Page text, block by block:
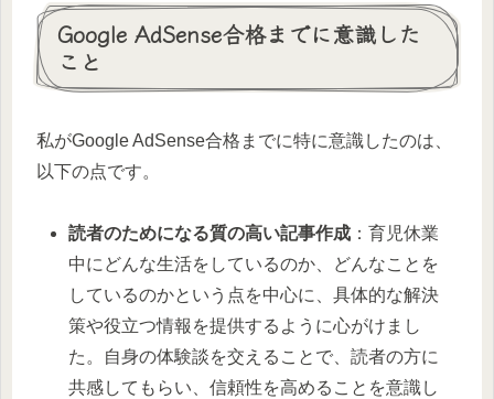
Google AdSense合格までに意識した
こと
私がGoogle AdSense合格までに特に意識したのは、
以下の点です。
読者のためになる質の高い記事作成 ：育児休業
中にどんな生活をしているのか、どんなことを
しているのかという点を中心に、具体的な解決
策や役立つ情報を提供するように心がけまし
た。自身の体験談を交えることで、読者の方に
共感してもらい、信頼性を高めることを意識し